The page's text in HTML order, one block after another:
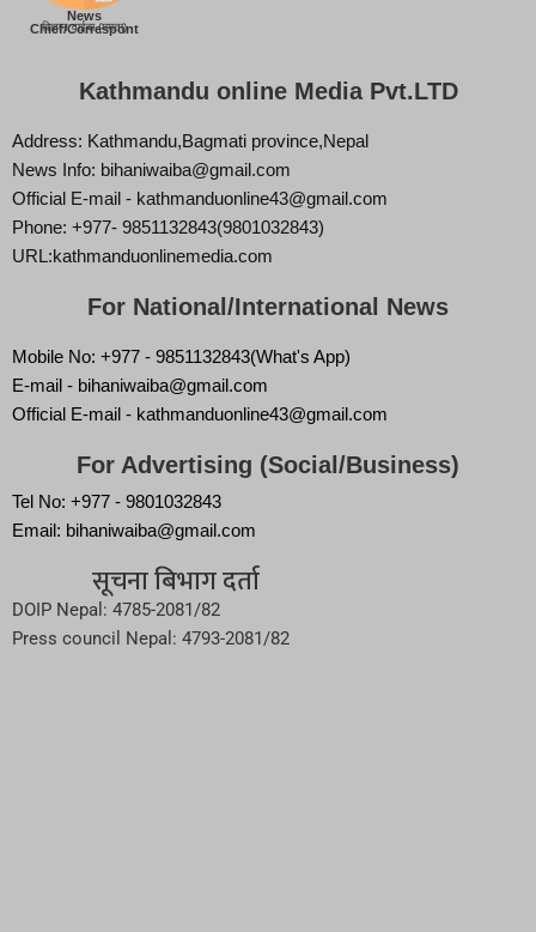
News
Chief/Correspont
बिज्ञान वाईबा (ममता)
Kathmandu online Media Pvt.LTD
Address: Kathmandu,Bagmati province,Nepal
News Info: bihaniwaiba@gmail.com
Official E-mail - kathmanduonline43@gmail.com
Phone: +977- 9851132843(9801032843)
URL:kathmanduonlinemedia.com
For National/International News
Mobile No: +977 - 9851132843(What's App)
E-mail - bihaniwaiba@gmail.com
Official E-mail - kathmanduonline43@gmail.com
For Advertising (Social/Business)
Tel No: +977 - 9801032843
Email: bihaniwaiba@gmail.com
सूचना बिभाग दर्ता
DOIP Nepal: 4785-2081/82
Press council Nepal: 4793-2081/82